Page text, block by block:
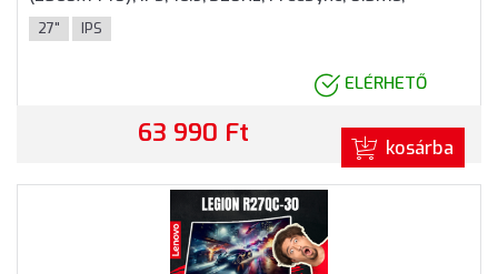
250nits, HDMI, DisplayPort, 2 év garancia, Fekete
színben
27" IPS
ELÉRHETŐ
63 990 Ft kosárba